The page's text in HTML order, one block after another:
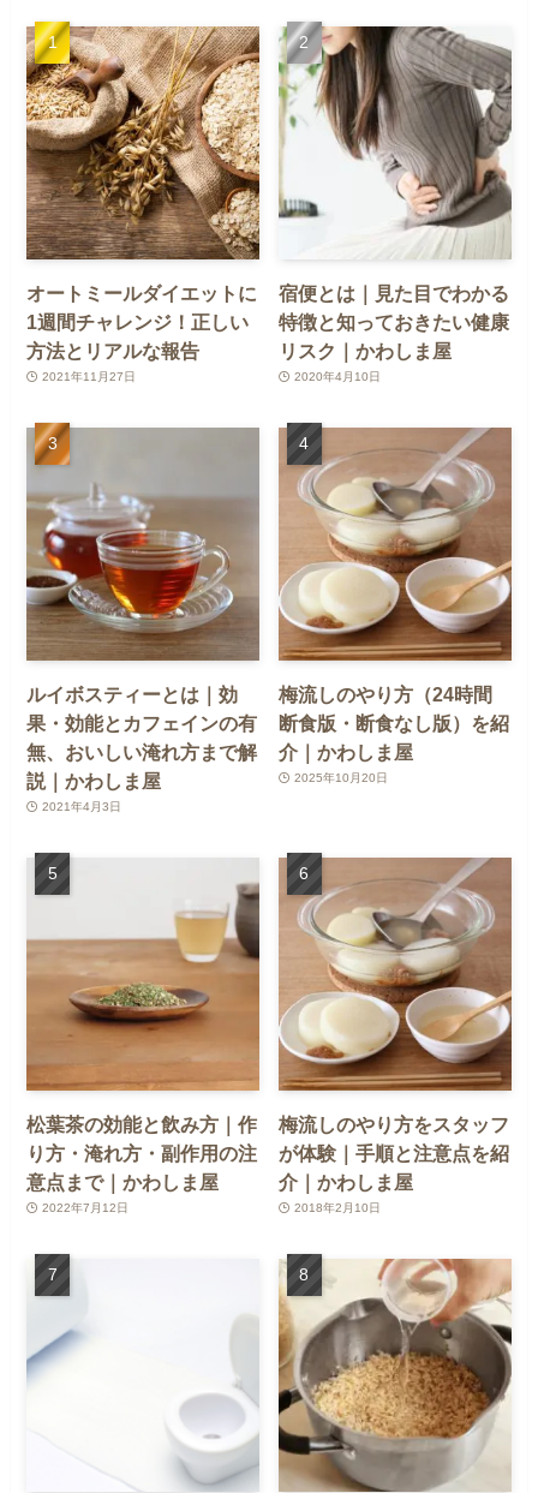
オートミールダイエットに
1週間チャレンジ！正しい
方法とリアルな報告
2021年11月27日
宿便とは｜見た目でわかる
特徴と知っておきたい健康
リスク｜かわしま屋
2020年4月10日
ルイボスティーとは｜効
果・効能とカフェインの有
無、おいしい淹れ方まで解
説｜かわしま屋
2021年4月3日
梅流しのやり方（24時間
断食版・断食なし版）を紹
介｜かわしま屋
2025年10月20日
松葉茶の効能と飲み方｜作
り方・淹れ方・副作用の注
意点まで｜かわしま屋
2022年7月12日
梅流しのやり方をスタッフ
が体験｜手順と注意点を紹
介｜かわしま屋
2018年2月10日